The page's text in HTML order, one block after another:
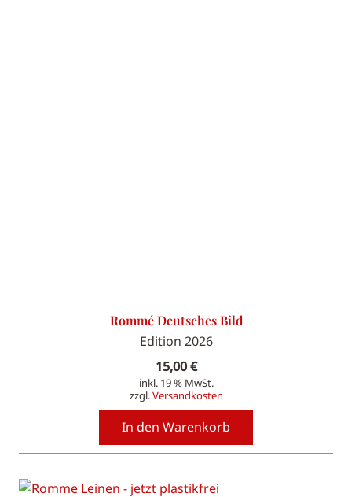
Rommé Deutsches Bild
Edition 2026
15,00€
inkl. 19 % MwSt.
zzgl.Versandkosten
In den Warenkorb